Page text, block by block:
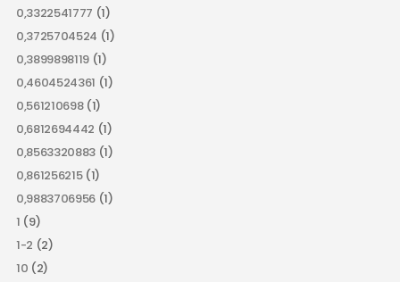
0,3322541777 (1)
0,3725704524 (1)
0,3899898119 (1)
0,4604524361 (1)
0,561210698(1)
0,6812694442 (1)
0,8563320883 (1)
0,861256215(1)
0,9883706956 (1)
1 (9)
1-2 (2)
10 (2)